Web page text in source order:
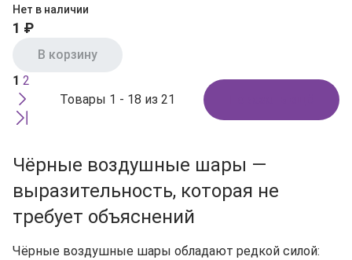
Нет в наличии
1 ₽
В корзину
Товары 1 - 18 из 21
1 2
Чёрные воздушные шары —
выразительность, которая не
требует объяснений
Чёрные воздушные шары обладают редкой силой: